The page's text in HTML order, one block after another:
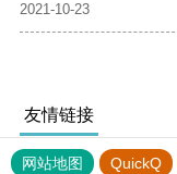
2021-10-23
友情链接
网站地图 QuickQ